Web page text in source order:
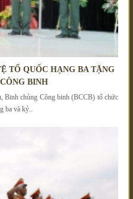
TỔ QUỐC HẠNG BA TẶNG
BINH
Binh chủng Công binh (BCCB) tổ chức
ba và kỷ..